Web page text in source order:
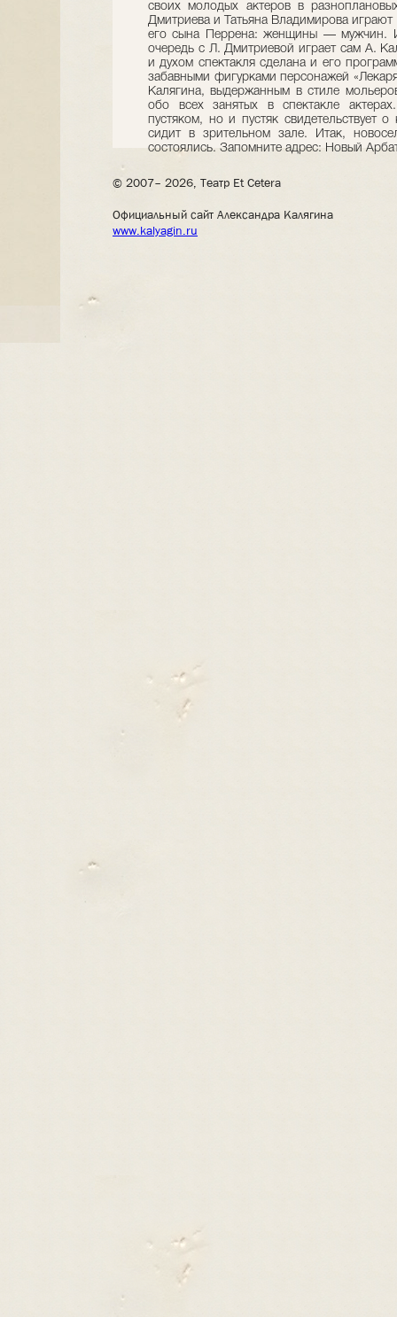
своих молодых актеров в
Дмитриева и Татьяна Владимирова играют
его сына Перрена: женщины — мужчин.
очередь с Л. Дмитриевой играет сам А.
и духом спектакля сделана и его
забавными фигурками персонажей
Калягина, выдержанным в стиле
обо всех занятых в спектакле
пустяком, но и пустяк свидетельствует
сидит в зрительном зале. Итак,
состоялись. Запомните адрес: Новый
© 2007– 2026, Театр Et Cetera
Официальный сайт Александра Калягина
www.kalyagin.ru